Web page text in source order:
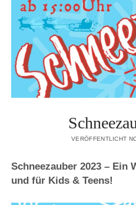
VERÖFFENTLICHT
Schneezauber 2023 – Ein
und für Kids & Teens!